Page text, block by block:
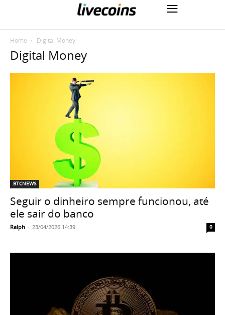
Home Digital Money
Digital Money
BTCNEWS
Seguir o dinheiro sempre funcionou, até
ele sair do banco
Ralph - 23/04/2026 14:39 0